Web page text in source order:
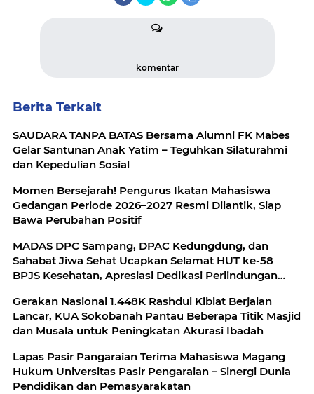
komentar
Berita Terkait
SAUDARA TANPA BATAS Bersama Alumni FK Mabes
Gelar Santunan Anak Yatim – Teguhkan Silaturahmi
dan Kepedulian Sosial
Momen Bersejarah! Pengurus Ikatan Mahasiswa
Gedangan Periode 2026–2027 Resmi Dilantik, Siap
Bawa Perubahan Positif
MADAS DPC Sampang, DPAC Kedungdung, dan
Sahabat Jiwa Sehat Ucapkan Selamat HUT ke-58
BPJS Kesehatan, Apresiasi Dedikasi Perlindungan
Gerakan Nasional 1.448K Rashdul Kiblat Berjalan
Lancar, KUA Sokobanah Pantau Beberapa Titik Masjid
dan Musala untuk Peningkatan Akurasi Ibadah
Lapas Pasir Pangaraian Terima Mahasiswa Magang
Hukum Universitas Pasir Pengaraian – Sinergi Dunia
Pendidikan dan Pemasyarakatan